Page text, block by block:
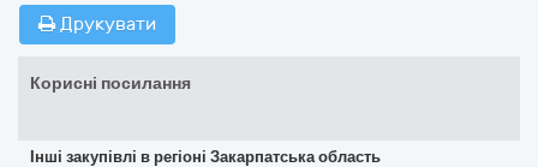
Друкувати
Корисні посилання
Інші закупівлі в регіоні Закарпатська область